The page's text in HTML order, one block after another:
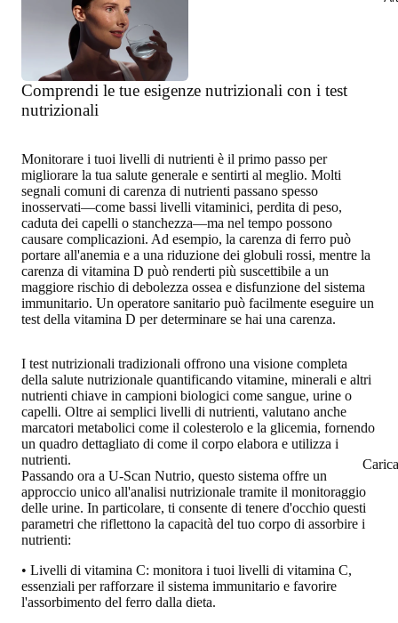
Comprendi le tue esigenze nutrizionali con i test
nutrizionali
Monitorare i tuoi livelli di nutrienti è il primo passo per
migliorare la tua salute generale e sentirti al meglio. Molti
segnali comuni di carenza di nutrienti passano spesso
inosservati—come bassi livelli vitaminici, perdita di peso,
caduta dei capelli o stanchezza—ma nel tempo possono
causare complicazioni. Ad esempio, la carenza di ferro può
portare all'anemia e a una riduzione dei globuli rossi, mentre la
carenza di vitamina D può renderti più suscettibile a un
maggiore rischio di debolezza ossea e disfunzione del sistema
immunitario. Un operatore sanitario può facilmente eseguire un
test della vitamina D per determinare se hai una carenza.
I test nutrizionali tradizionali offrono una visione completa
della salute nutrizionale quantificando vitamine, minerali e altri
nutrienti chiave in campioni biologici come sangue, urine o
capelli. Oltre ai semplici livelli di nutrienti, valutano anche
marcatori metabolici come il colesterolo e la glicemia, fornendo
un quadro dettagliato di come il corpo elabora e utilizza i
nutrienti.
Passando ora a U-Scan Nutrio, questo sistema offre un
approccio unico all'analisi nutrizionale tramite il monitoraggio
delle urine. In particolare, ti consente di tenere d'occhio questi
parametri che riflettono la capacità del tuo corpo di assorbire i
nutrienti:
• Livelli di vitamina C: monitora i tuoi livelli di vitamina C,
essenziali per rafforzare il sistema immunitario e favorire
l'assorbimento del ferro dalla dieta.